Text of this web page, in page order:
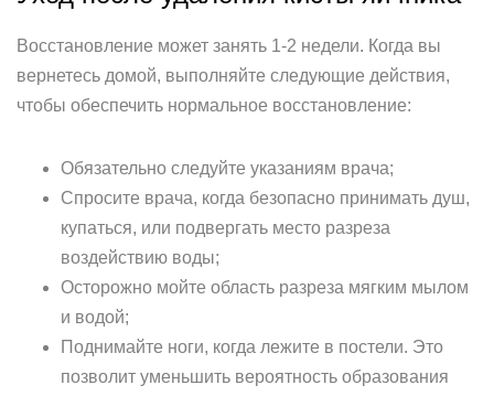
Восстановление может занять 1-2 недели. Когда вы
вернетесь домой, выполняйте следующие действия,
чтобы обеспечить нормальное восстановление:
Обязательно следуйте указаниям врача;
Спросите врача, когда безопасно принимать душ,
купаться, или подвергать место разреза
воздействию воды;
Осторожно мойте область разреза мягким мылом
и водой;
Поднимайте ноги, когда лежите в постели. Это
позволит уменьшить вероятность образования